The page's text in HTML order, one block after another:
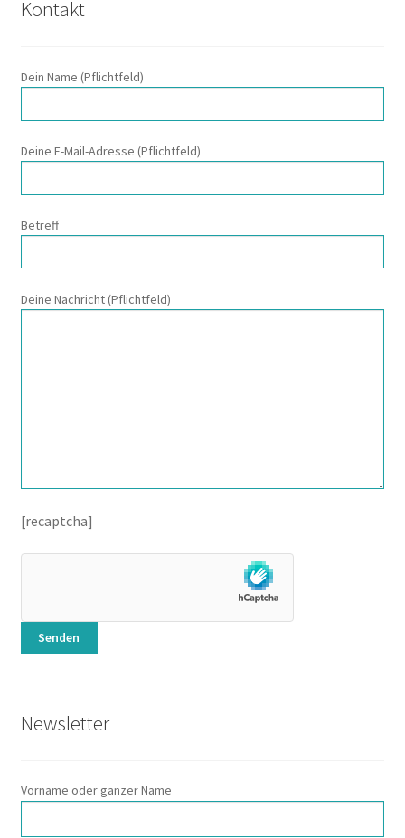
Kontakt
Dein Name (Pflichtfeld)
Deine E-Mail-Adresse (Pflichtfeld)
Betreff
Deine Nachricht (Pflichtfeld)
[recaptcha]
Newsletter
Vorname oder ganzer Name